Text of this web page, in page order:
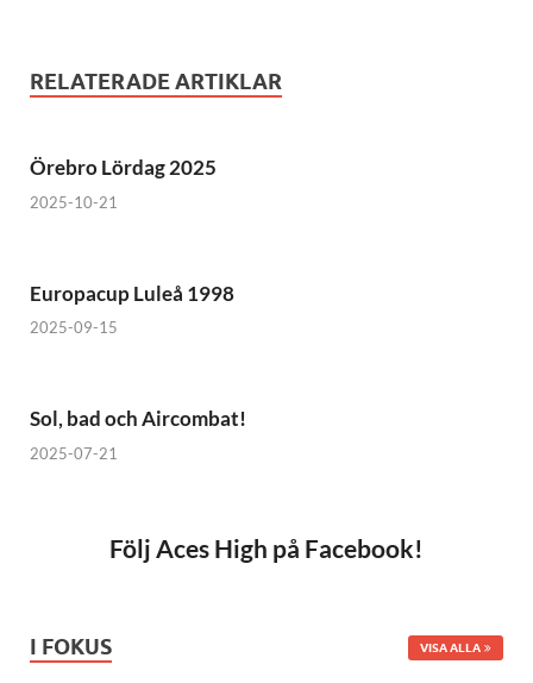
RELATERADE ARTIKLAR
Örebro Lördag 2025
2025-10-21
Europacup Luleå 1998
2025-09-15
Sol, bad och Aircombat!
2025-07-21
Följ Aces High på Facebook!
I FOKUS VISA ALLA